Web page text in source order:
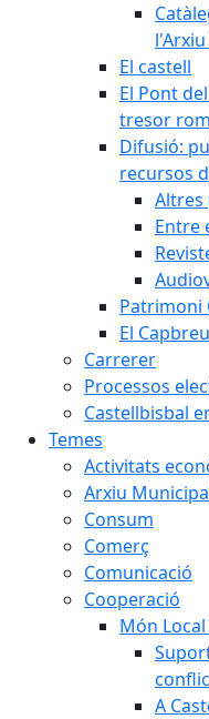
El castell
El Pont
tresor
Difusió:
recursos
Altres
Entre
Patrimoni
El
Carrerer
Processos
Castellbisbal
Temes
Activitats
Arxiu
Consum
Comerç
Comunicació
Cooperació
Món
A